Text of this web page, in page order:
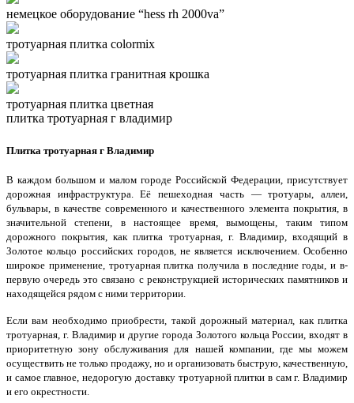
немецкое оборудование “hess rh 2000va”
тротуарная плитка colormix
тротуарная плитка гранитная крошка
тротуарная плитка цветная
плитка тротуарная г владимир
Плитка тротуарная г Владимир
В каждом большом и малом городе Российской Федерации, присутствует
дорожная инфраструктура. Её пешеходная часть — тротуары, аллеи,
бульвары, в качестве современного и качественного элемента покрытия, в
значительной степени, в настоящее время, вымощены, таким типом
дорожного покрытия, как плитка тротуарная, г. Владимир, входящий в
Золотое кольцо российских городов, не является исключением. Особенно
широкое применение, тротуарная плитка получила в последние годы, и в-
первую очередь это связано с реконструкцией исторических памятников и
находящейся рядом с ними территории.
Если вам необходимо приобрести, такой дорожный материал, как плитка
тротуарная, г. Владимир и другие города Золотого кольца России, входят в
приоритетную зону обслуживания для нашей компании, где мы можем
осуществить не только продажу, но и организовать быструю, качественную,
и самое главное, недорогую доставку тротуарной плитки в сам г. Владимир
и его окрестности.